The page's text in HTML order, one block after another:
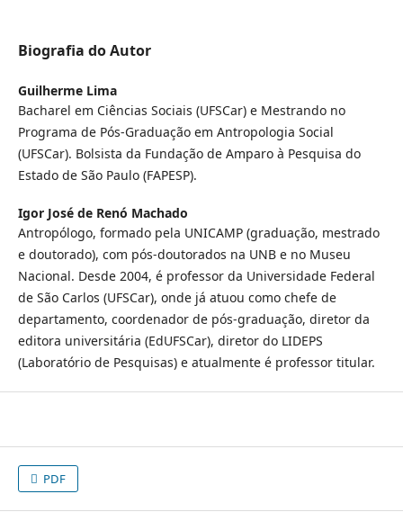
Biografia do Autor
Guilherme Lima
Bacharel em Ciências Sociais (UFSCar) e Mestrando no
Programa de Pós-Graduação em Antropologia Social
(UFSCar). Bolsista da Fundação de Amparo à Pesquisa do
Estado de São Paulo (FAPESP).
Igor José de Renó Machado
Antropólogo, formado pela UNICAMP (graduação, mestrado
e doutorado), com pós-doutorados na UNB e no Museu
Nacional. Desde 2004, é professor da Universidade Federal
de São Carlos (UFSCar), onde já atuou como chefe de
departamento, coordenador de pós-graduação, diretor da
editora universitária (EdUFSCar), diretor do LIDEPS
(Laboratório de Pesquisas) e atualmente é professor titular.
PDF